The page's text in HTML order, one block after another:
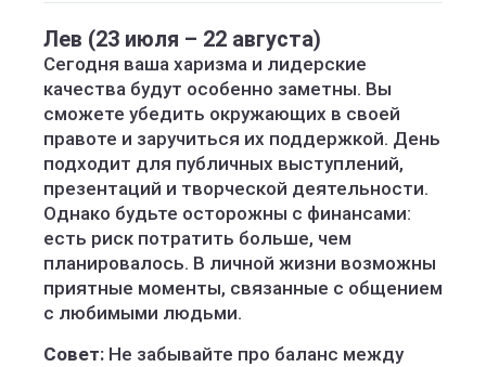
Лев (23 июля – 22 августа)
Сегодня ваша харизма и лидерские
качества будут особенно заметны. Вы
сможете убедить окружающих в своей
правоте и заручиться их поддержкой. День
подходит для публичных выступлений,
презентаций и творческой деятельности.
Однако будьте осторожны с финансами:
есть риск потратить больше, чем
планировалось. В личной жизни возможны
приятные моменты, связанные с общением
с любимыми людьми.
Совет: Не забывайте про баланс между